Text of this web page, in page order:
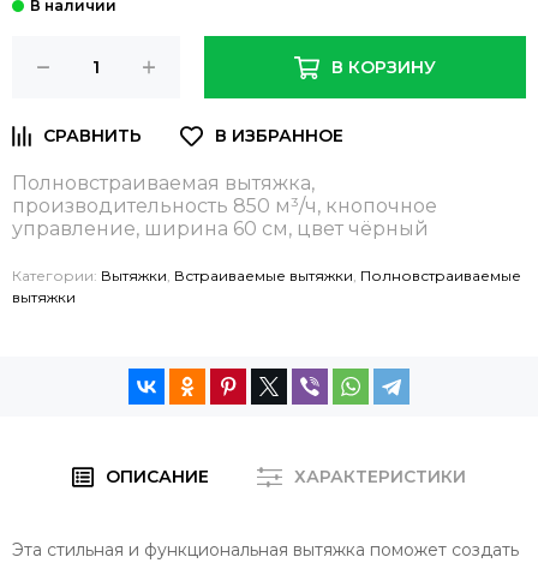
В КОРЗИНУ
Полновстраиваемая вытяжка,
производительность 850 м³/ч, кнопочное
управление, ширина 60 см, цвет чёрный
Категории: Вытяжки, Встраиваемые вытяжки, Полновстраиваемые
вытяжки
ОПИСАНИЕ ХАРАКТЕРИСТИКИ
Эта стильная и функциональная вытяжка поможет создать